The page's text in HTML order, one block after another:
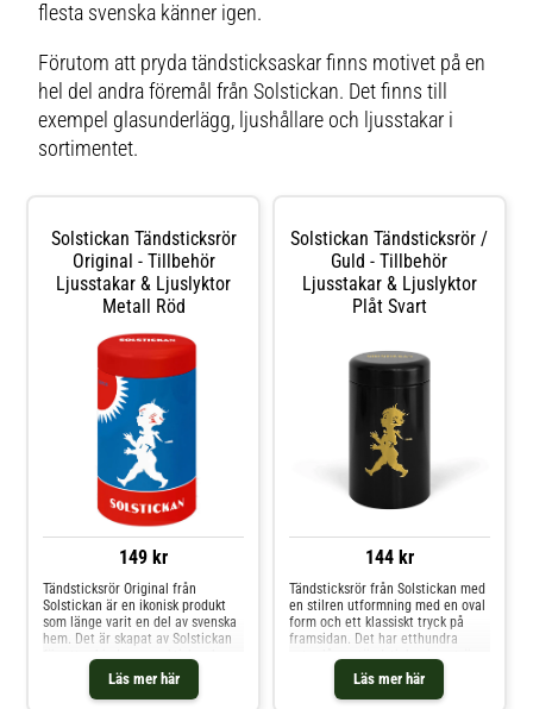
flesta svenska känner igen.
Förutom att pryda tändsticksaskar finns motivet på en
hel del andra föremål från Solstickan. Det finns till
exempel glasunderlägg, ljushållare och ljusstakar i
sortimentet.
Solstickan Tändsticksrör
Original - Tillbehör
Ljusstakar & Ljuslyktor
Metall Röd
149 kr
Läs mer här
Tändsticksrör Original från
Solstickan är en ikonisk produkt
som länge varit en del av svenska
hem. Det är skapat av Solstickan
säker förvaring av tändstickor Om
Tändsticksrör Original: Tillverkat
av högkvalitativt material för
Solstickan Tändsticksrör /
Guld - Tillbehör
Ljusstakar & Ljuslyktor
Plåt Svart
144 kr
Läs mer här
Tändsticksrör från Solstickan med
en stilren utformning med en oval
form och ett klassiskt tryck på
framsidan. Det har etthundra
från svenska skogar. Om
tändsticksröret från Solstickan-
Solstickan uppskattas för den